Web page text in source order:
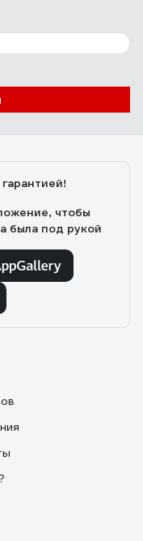
17.11.2019
чтобы
была под рукой